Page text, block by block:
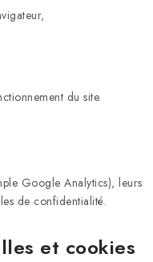
du site.
Google Analytics), leurs
de confidentialité.
et cookies